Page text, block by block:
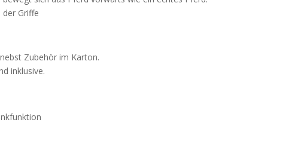
der Griffe
Zubehör im Karton.
inklusive.